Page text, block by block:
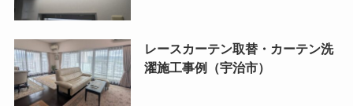
レースカーテン取替・カーテン洗
濯施工事例（宇治市）